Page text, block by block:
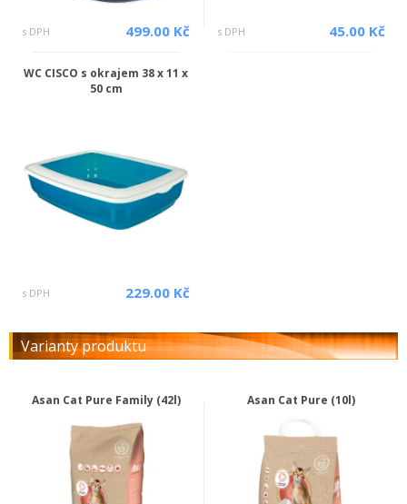
s DPH 499.00 Kč s DPH 45.00 Kč
WC CISCO s okrajem 38 x 11 x
50 cm
s DPH 229.00 Kč
Varianty produktu
Asan Cat Pure Family (42l) Asan Cat Pure (10l)